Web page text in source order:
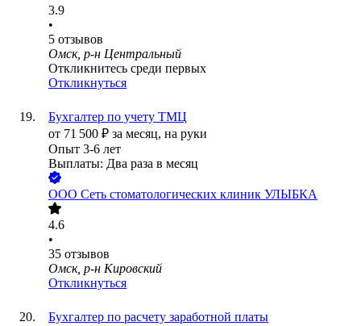
3.9
•
5 отзывов
Омск, р-н Центральный
Откликнитесь среди первых
Откликнуться
Бухгалтер по учету ТМЦ
от 71 500 ₽ за месяц, на руки
Опыт 3-6 лет
Выплаты: Два раза в месяц
ООО Сеть стоматологических клиник УЛЫБКА
4.6
•
35 отзывов
Омск, р-н Кировский
Откликнуться
Бухгалтер по расчету заработной платы